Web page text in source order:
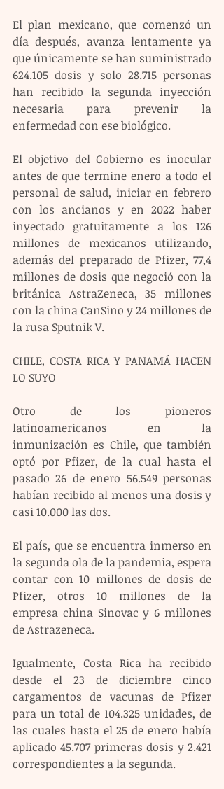
El plan mexicano, que comenzó un
día después, avanza lentamente ya
que únicamente se han suministrado
624.105 dosis y solo 28.715 personas
han recibido la segunda inyección
necesaria para prevenir la
enfermedad con ese biológico.
El objetivo del Gobierno es inocular
antes de que termine enero a todo el
personal de salud, iniciar en febrero
con los ancianos y en 2022 haber
inyectado gratuitamente a los 126
millones de mexicanos utilizando,
además del preparado de Pfizer, 77,4
millones de dosis que negoció con la
británica AstraZeneca, 35 millones
con la china CanSino y 24 millones de
la rusa Sputnik V.
CHILE, COSTA RICA Y PANAMÁ HACEN
LO SUYO
Otro de los pioneros
latinoamericanos en la
inmunización es Chile, que también
optó por Pfizer, de la cual hasta el
pasado 26 de enero 56.549 personas
habían recibido al menos una dosis y
casi 10.000 las dos.
El país, que se encuentra inmerso en
la segunda ola de la pandemia, espera
contar con 10 millones de dosis de
Pfizer, otros 10 millones de la
empresa china Sinovac y 6 millones
de Astrazeneca.
Igualmente, Costa Rica ha recibido
desde el 23 de diciembre cinco
cargamentos de vacunas de Pfizer
para un total de 104.325 unidades, de
las cuales hasta el 25 de enero había
aplicado 45.707 primeras dosis y 2.421
correspondientes a la segunda.